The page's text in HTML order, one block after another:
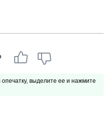
выделите ее и нажмите